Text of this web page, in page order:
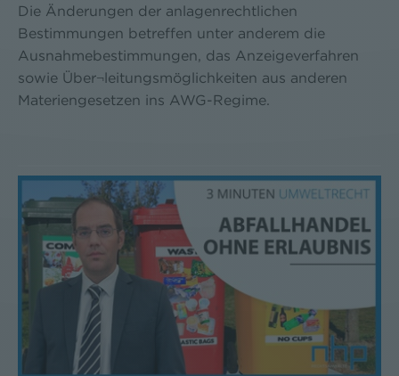
Die Änderungen der anlagenrechtlichen
Bestimmungen betreffen unter anderem die
Ausnahmebestimmungen, das Anzeigeverfahren
sowie Über¬leitungsmöglichkeiten aus anderen
Materiengesetzen ins AWG-Regime.